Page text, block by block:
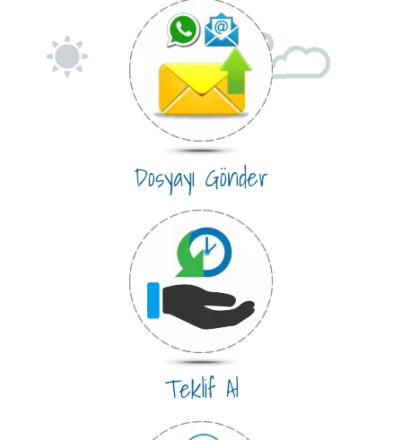
Dosyayı Gönder
Teklif Al